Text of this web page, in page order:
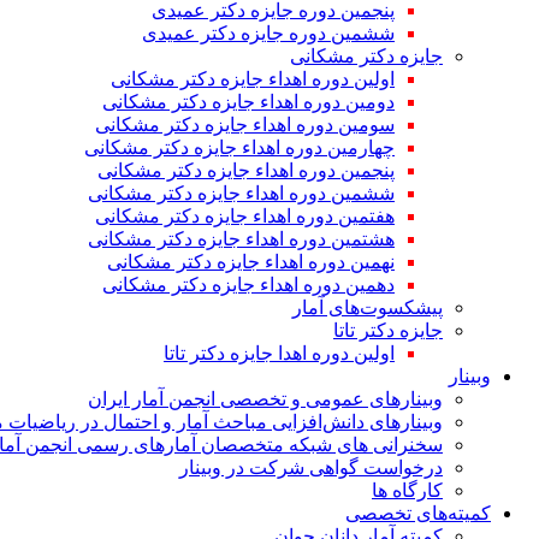
پنجمین دوره جایزه دکتر عمیدی
ششمین دوره جایزه دکتر عمیدی
جایزه دکتر مشکانی
اولین دوره اهداء جایزه دکتر مشکانی
دومین دوره اهداء جایزه دکتر مشکانی
سومین دوره اهداء جایزه دکتر مشکانی
چهارمین دوره اهداء جایزه دکتر مشکانی
پنجمین دوره اهداء جایزه دکتر مشکانی
ششمین دوره اهداء جایزه دکتر مشکانی
هفتمین دوره اهداء جایزه دکتر مشکانی
هشتمین دوره اهداء جایزه دکتر مشکانی
نهمین دوره اهداء جایزه دکتر مشکانی
دهمین دوره اهداء جایزه دکتر مشکانی
پیشکسوت‌های آمار
جایزه دکتر تاتا
اولین دوره اهدا جایزه دکتر تاتا
وبینار
وبینارهای عمومی و تخصصی انجمن آمار ایران
وبینارهای دانش‌افزایی مباحث آمار و احتمال در
سخنرانی های شبکه متخصصان آمارهای رسمی انجمن
درخواست گواهی شرکت در وبینار
کارگاه ها
کمیته‌های تخصصی